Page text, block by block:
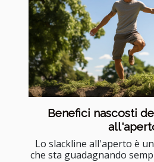
Benefici nascosti
Lo slackline all'aperto è
che sta guadagnando